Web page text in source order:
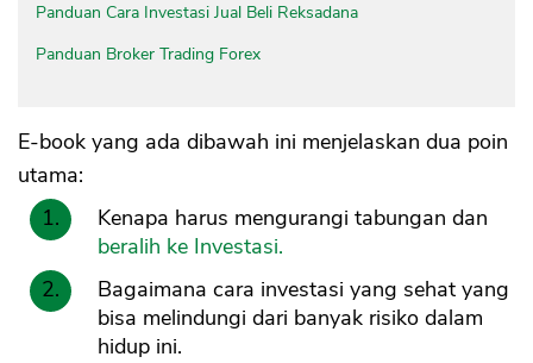
Panduan Cara Investasi Jual Beli Reksadana
Panduan Broker Trading Forex
E-book yang ada dibawah ini menjelaskan dua poin
utama:
Kenapa harus mengurangi tabungan dan
beralih ke Investasi.
Bagaimana cara investasi yang sehat yang
bisa melindungi dari banyak risiko dalam
hidup ini.